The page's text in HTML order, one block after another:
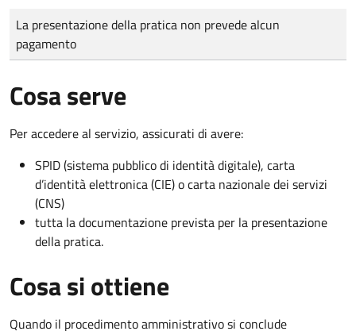
Tipo di pagamento
Importo
La presentazione della pratica non prevede alcun
pagamento
Cosa serve
Per accedere al servizio, assicurati di avere:
SPID (sistema pubblico di identità digitale), carta
d’identità elettronica (CIE) o carta nazionale dei servizi
(CNS)
tutta la documentazione prevista per la presentazione
della pratica.
Cosa si ottiene
Quando il procedimento amministrativo si conclude